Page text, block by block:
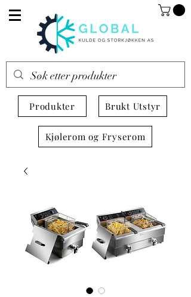
Produkter Brukt Utstyr
Kjølerom og Fryserom